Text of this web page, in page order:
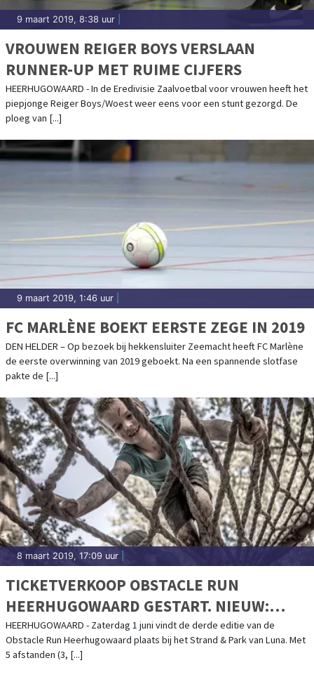
9 maart 2019, 8:38 uur
VROUWEN REIGER BOYS VERSLAAN
RUNNER-UP MET RUIME CIJFERS
HEERHUGOWAARD - In de Eredivisie Zaalvoetbal voor vrouwen heeft het
piepjonge Reiger Boys/Woest weer eens voor een stunt gezorgd. De
ploeg van [...]
9 maart 2019, 1:46 uur
FC MARLÈNE BOEKT EERSTE ZEGE IN 2019
DEN HELDER – Op bezoek bij hekkensluiter Zeemacht heeft FC Marlène
de eerste overwinning van 2019 geboekt. Na een spannende slotfase
pakte de [...]
8 maart 2019, 17:09 uur
TICKETVERKOOP OBSTACLE RUN
HEERHUGOWAARD GESTART. NIEUW:
FAMILY OBSTACLE RUN!
HEERHUGOWAARD - Zaterdag 1 juni vindt de derde editie van de
Obstacle Run Heerhugowaard plaats bij het Strand & Park van Luna. Met
5 afstanden (3, [...]